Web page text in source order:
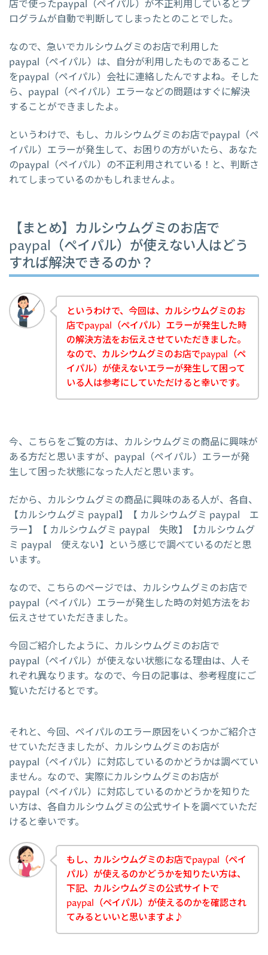
店で使ったpaypal（ペイパル）が不正利用しているとプ
ログラムが自動で判断してしまったとのことでした。
なので、急いでカルシウムグミのお店で利用した
paypal（ペイパル）は、自分が利用したものであること
をpaypal（ペイパル）会社に連絡したんですよね。そした
ら、paypal（ペイパル）エラーなどの問題はすぐに解決
することができましたよ。
というわけで、もし、カルシウムグミのお店でpaypal（ペ
イパル）エラーが発生して、お困りの方がいたら、あなた
のpaypal（ペイパル）の不正利用されている！と、判断さ
れてしまっているのかもしれませんよ。
【まとめ】カルシウムグミのお店で
paypal（ペイパル）が使えない人はどう
すれば解決できるのか？
というわけで、今回は、カルシウムグミのお
店でpaypal（ペイパル）エラーが発生した時
の解決方法をお伝えさせていただきました。
なので、カルシウムグミのお店でpaypal（ペ
イパル）が使えないエラーが発生して困って
いる人は参考にしていただけると幸いです。
今、こちらをご覧の方は、カルシウムグミの商品に興味が
ある方だと思いますが、paypal（ペイパル）エラーが発
生して困った状態になった人だと思います。
だから、カルシウムグミの商品に興味のある人が、各自、
【カルシウムグミ paypal】【 カルシウムグミ paypal エ
ラー】【 カルシウムグミ paypal 失敗】【カルシウムグ
ミ paypal 使えない】という感じで調べているのだと思
います。
なので、こちらのページでは、カルシウムグミのお店で
paypal（ペイパル）エラーが発生した時の対処方法をお
伝えさせていただきました。
今回ご紹介したように、カルシウムグミのお店で
paypal（ペイパル）が使えない状態になる理由は、人そ
れぞれ異なります。なので、今日の記事は、参考程度にご
覧いただけるとです。
それと、今回、ペイパルのエラー原因をいくつかご紹介さ
せていただきましたが、カルシウムグミのお店が
paypal（ペイパル）に対応しているのかどうかは調べてい
ません。なので、実際にカルシウムグミのお店が
paypal（ペイパル）に対応しているのかどうかを知りた
い方は、各自カルシウムグミの公式サイトを調べていただ
けると幸いです。
もし、カルシウムグミのお店でpaypal（ペイ
パル）が使えるのかどうかを知りたい方は、
下記、カルシウムグミの公式サイトで
paypal（ペイパル）が使えるのかを確認され
てみるといいと思いますよ♪